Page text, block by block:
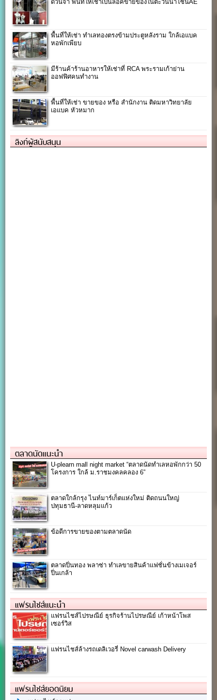
ด่วนจ้า พื้นที่ให้เช่าเป็นล็อคขายของในตะวันนาโซนAE
พื้นที่ให้เช่า ทำเลทองตรงข้ามประตูหลังราม ใกล้เอแบค
หอพักเพียบ
มีร้านค้าร้านอาหารให้เช่าที่ RCA พระรามเก้าย่าน
ออฟฟิศคนทำงาน
พื้นที่ให้เช่า ขายของ หรือ สำนักงาน ติดมหาวิทยาลัย
เอแบค หัวหมาก
ลิงก์ผู้สนับสนุน
ตลาดนัดแนะนำ
U-plearn mall night market “ตลาดนัดทำเลหอพักกว่า 50
โครงการ ใกล้ ม.ราชมงคลคลอง 6”
ตลาดใกล้กรุง ไนท์มาร์เก็ตแห่งใหม่ ติดถนนใหญ่
ปทุมธานี-ลาดหลุมแก้ว
ข้อดีการขายของตามตลาดนัด
ตลาดปิ่นทอง พลาซ่า ทำเลขายสินค้าแฟชั่นข้างเมเจอร์
ปิ่นเกล้า
แฟรนไชส์แนะนำ
แฟรนไชส์ไปรษณีย์ ธุรกิจร้านไปรษณีย์ เก้าหน้าโพส
เซอร์วิส
แฟรนไชส์ล้างรถเดลิเวอรี่ Novel carwash Delivery
แฟรนไชส์ยอดนิยม